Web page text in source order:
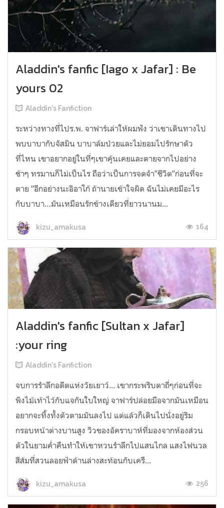
Aladdin's fanfic [Iago x Jafar] : Be
yours 02
Aladdin's Fanfiction
ระหว่างทางที่ไปร.พ. จาฟาร์เล่าให้ผมฟัง ว่าเขาเดินทางไป
พบบาบากับจัสมิน บาบาล้มป่วยและไม่ยอมไปรักษาตัว
ที่ไหน เขาอยากอยู่ในที่ๆเขาคุ้นเคยและตายจากไปอย่าง
ช้าๆ ทรมานก็ไม่เป็นไร ถือว่าเป็นการจดจำ”ชีวิต”ก่อนที่จะ
ตาย “อีกอย่างนะอิอาโก้ ถ้านายเข้าใจผิด ฉันไม่เคยมีอะไร
กับบาบา…มันเหมือนรักข้างเดียวที่ยาวนานม...
kizu_amakusa 164
Aladdin's fanfic [Sultan x Jafar]
:your ring
Aladdin's Fanfiction
จบการรำลึกอดีตแห่งวัยเยาว์... เขากระพริบตาถี่ๆก่อนที่จะ
พิงไม้เท้าไว้กับแจกันใบใหญ่ จาฟาร์ปล่อยมือจากมันเหมือน
อยากจะทิ้งทั้งตัวตามมันลงไป แต่แล้วก็เดินไปนั่งอยู่ริม
กรอบหน้าต่างบานสูง วิวของอัคราบาห์ที่มองจากห้องส่วน
ตัวในยามค่ำคืนทำให้เขาหวนรำลึกไปแสนไกล แสงไฟนวล
สีส้มที่สวนลอยฟ้าด้านล่างสะท้อนกับเครื...
kizu_amakusa 256